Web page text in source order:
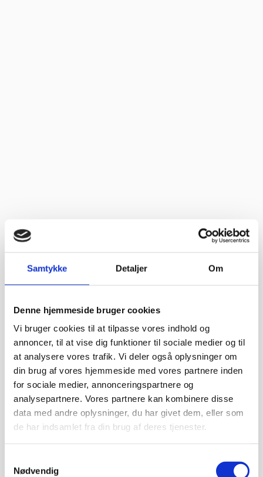
Samtykke Detaljer Om
Denne hjemmeside bruger cookies
Vi bruger cookies til at tilpasse vores indhold og
annoncer, til at vise dig funktioner til sociale medier og til
at analysere vores trafik. Vi deler også oplysninger om
din brug af vores hjemmeside med vores partnere inden
for sociale medier, annonceringspartnere og
analysepartnere. Vores partnere kan kombinere disse
data med andre oplysninger, du har givet dem, eller som
de har indsamlet fra din brug af deres tjenester.
Nødvendig